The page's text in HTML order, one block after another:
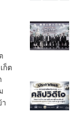
ก็ต